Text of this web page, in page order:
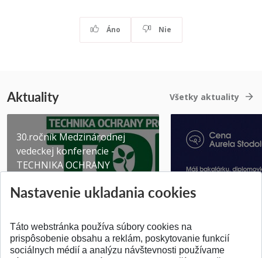
Áno Nie
Aktuality Všetky aktuality
30.ročník Medzinárodnej
vedeckej konferencie -
TECHNIKA OCHRANY
Pridané 03.08.2026 Pridané 07.07.2026
Nastavenie ukladania cookies
Táto webstránka používa súbory cookies na
prispôsobenie obsahu a reklám, poskytovanie funkcií
sociálnych médií a analýzu návštevnosti používame